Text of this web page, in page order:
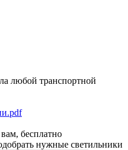
любой транспортной
бесплатно
нужные светильники